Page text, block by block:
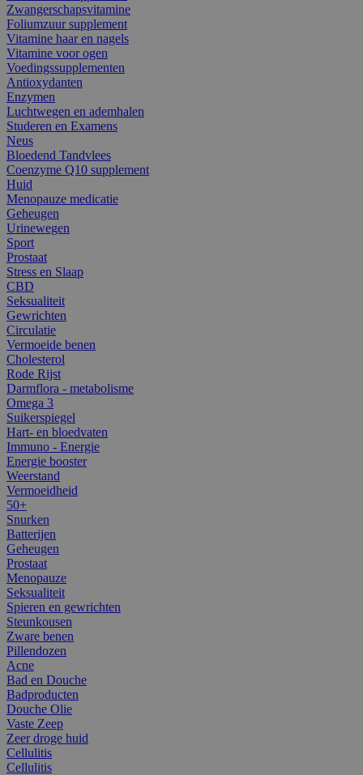
Zwangerschapsvitamine
Foliumzuur supplement
Vitamine haar en nagels
Vitamine voor ogen
Voedingssupplementen
Antioxydanten
Enzymen
Luchtwegen en ademhalen
Studeren en Examens
Neus
Bloedend Tandvlees
Coenzyme Q10 supplement
Huid
Menopauze medicatie
Geheugen
Urinewegen
Sport
Prostaat
Stress en Slaap
CBD
Seksualiteit
Gewrichten
Circulatie
Vermoeide benen
Cholesterol
Rode Rijst
Darmflora - metabolisme
Omega 3
Suikerspiegel
Hart- en bloedvaten
Immuno - Energie
Energie booster
Weerstand
Vermoeidheid
50+
Snurken
Batterijen
Geheugen
Prostaat
Menopauze
Seksualiteit
Spieren en gewrichten
Steunkousen
Zware benen
Pillendozen
Acne
Bad en Douche
Badproducten
Douche Olie
Vaste Zeep
Zeer droge huid
Cellulitis
Cellulitis